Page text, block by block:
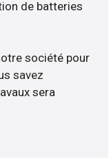
de batteries
société pour
savez
sera